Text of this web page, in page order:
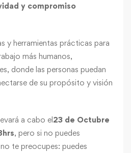
y compromiso
y herramientas prácticas para
más humanos,
donde las personas puedan
de su propósito y visión
a cabo el23 de Octubre
, pero si no puedes
te preocupes: puedes